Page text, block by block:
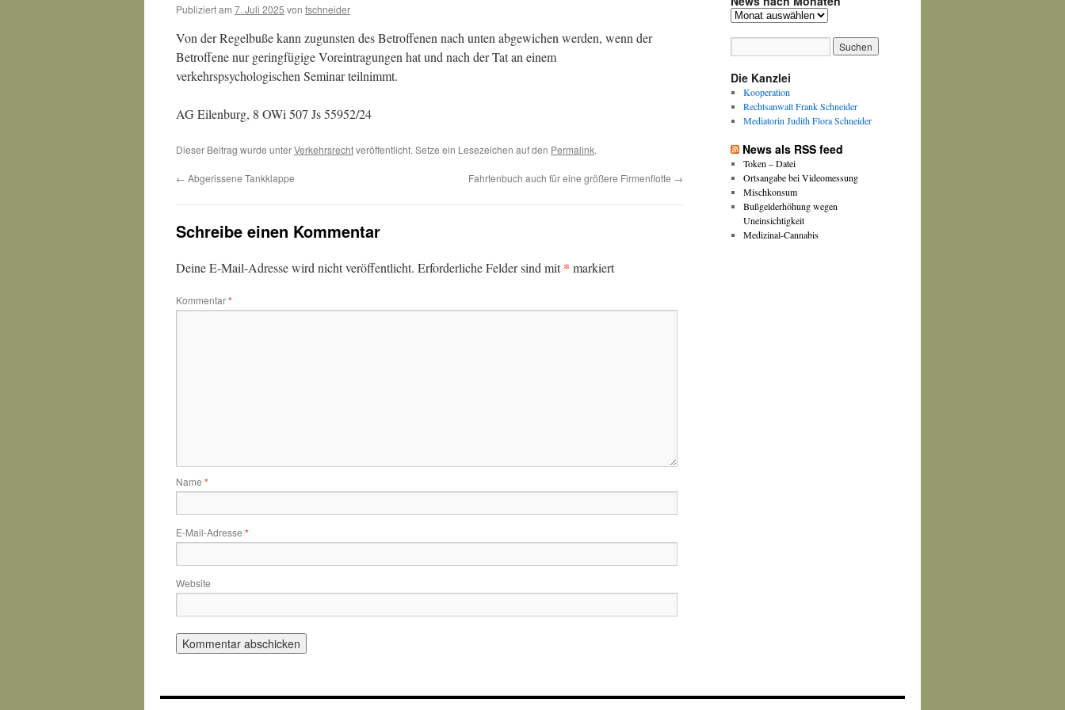
Publiziert am 7. Juli 2025 von fschneider
Von der Regelbuße kann zugunsten des Betroffenen nach unten abgewichen werden, wenn der
Betroffene nur geringfügige Voreintragungen hat und nach der Tat an einem
verkehrspsychologischen Seminar teilnimmt.
AG Eilenburg, 8 OWi 507 Js 55952/24
Dieser Beitrag wurde unterVerkehrsrechtveröffentlicht. Setze ein Lesezeichen auf den Permalink.
← Abgerissene Tankklappe Fahrtenbuch auch für eine größere Firmenflotte →
Schreibe einen Kommentar
Deine E-Mail-Adresse wird nicht veröffentlicht. Erforderliche Felder sind mit* markiert
Kommentar*
Name *
E-Mail-Adresse *
Website
News
Die Kanzlei
Kooperation
Rechtsanwalt Frank Schneider
Mediatorin Judith Flora Schneider
News als RSS feed
Token – Datei
Ortsangabe bei Videomessung
Mischkonsum
Bußgelderhöhung wegen
Uneinsichtigkeit
Medizinal-Cannabis